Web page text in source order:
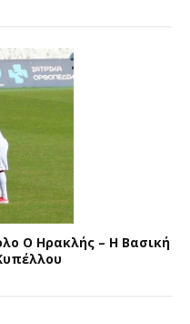
Ο Ηρακλής – Η Βασική